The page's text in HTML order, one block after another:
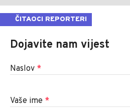
ČITAOCI REPORTERI
Dojavite nam vijest
Naslov *
Vaše ime *